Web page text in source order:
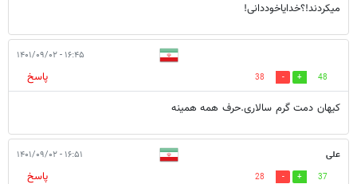
میکردند!؟خدایاخوددانی!
۱۶:۴۵ - ۱۴۰۱/۰۹/۰۲
48
38
پاسخ
کیهان دمت گرم سالاری.حرف همه همینه
علی ۱۶:۵۱ - ۱۴۰۱/۰۹/۰۲
37
28
پاسخ